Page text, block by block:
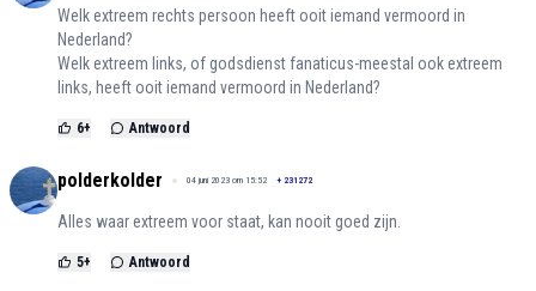
Welk extreem rechts persoon heeft ooit iemand vermoord in
Nederland?
Welk extreem links, of godsdienst fanaticus-meestal ook extreem
links, heeft ooit iemand vermoord in Nederland?
6+ Antwoord
polderkolder 04 juni 2023 om 15:52 + 231272
Alles waar extreem voor staat, kan nooit goed zijn.
5+ Antwoord